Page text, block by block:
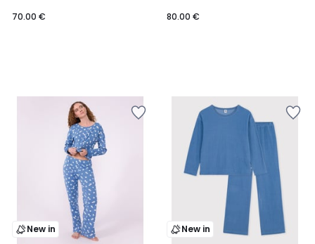
70.00 €
80.00 €
New in New in